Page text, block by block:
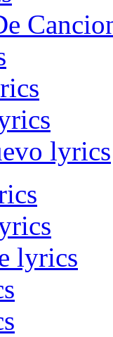
lyrics
lyrics